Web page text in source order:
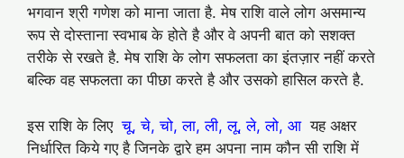
भगवान श्री गणेश को माना जाता है. मेष राशि वाले लोग असमान्य
रूप से दोस्ताना स्वभाब के होते है और वे अपनी बात को सशक्त
तरीके से रखते है. मेष राशि के लोग सफलता का इंतज़ार नहीं करते
बल्कि वह सफलता का पीछा करते है और उसको हासिल करते है.
इस राशि के लिएचू, चे, चो, ला, ली, लू, ले, लो, आयह अक्षर
निर्धारित किये गए है जिनके द्वारे हम अपना नाम कौन सी राशि में